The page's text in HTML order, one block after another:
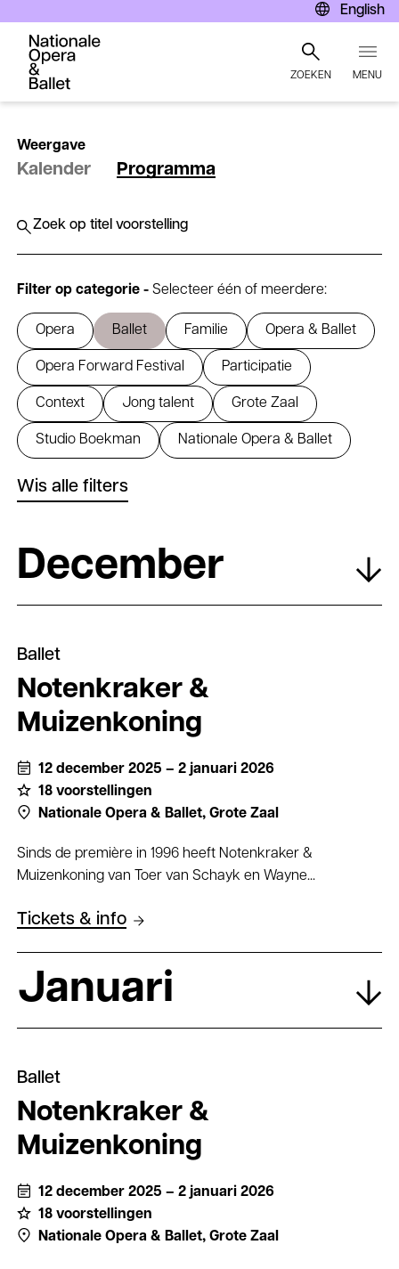
en
naar
de
English
ZOEKEN MENU
Weergave
Kalender Programma
Submit
search
query
Zoeken
Filter op categorie -Selecteer één of meerdere:
Opera Ballet Familie Opera & Ballet
Opera Forward Festival Participatie
Context Jong talent Grote Zaal
Studio Boekman Nationale Opera & Ballet
Wis alle filters
December
Ballet
Notenkraker &
Muizenkoning
12 december 2025 – 2 januari 2026
18 voorstellingen
Nationale Opera & Ballet, Grote Zaal
Sinds de première in 1996 heeft Notenkraker &
Muizenkoning van Toer van Schayk en Wayne...
Tickets & info
Januari
Ballet
Notenkraker &
Muizenkoning
12 december 2025 – 2 januari 2026
18 voorstellingen
Nationale Opera & Ballet, Grote Zaal